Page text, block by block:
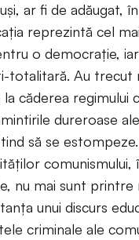
ar fi de adăugat,
reprezintă cel
o democrație,
totalitară. Au trecut
căderea regimului
dureroase ale
să se
comunismului,
nu mai sunt printre
unui discurs
criminale ale